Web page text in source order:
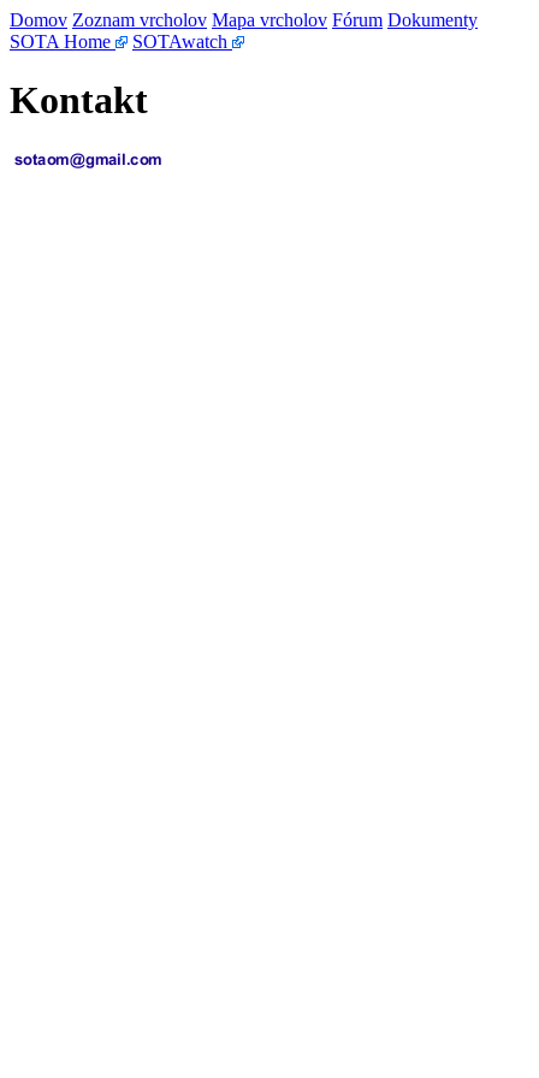
Domov Zoznam vrcholov Mapa vrcholov Fórum Dokumenty
SOTA Home
SOTAwatch
Kontakt